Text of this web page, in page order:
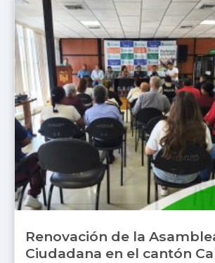
Renovación de la
Ciudadana en el cantón